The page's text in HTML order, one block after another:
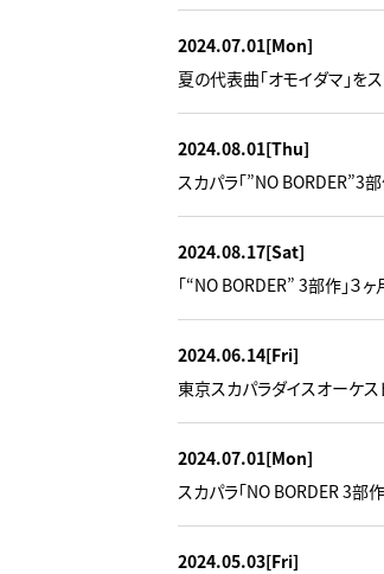
2024.07.01[Mon]
夏の代表曲「オモイダマ」をス
2024.08.01[Thu]
スカパラ「”NO BORDER”3
2024.08.17[Sat]
「“NO BORDER” 3部作」３
2024.06.14[Fri]
東京スカパラダイスオーケ
2024.07.01[Mon]
スカパラ「NO BORDER 3
2024.05.03[Fri]